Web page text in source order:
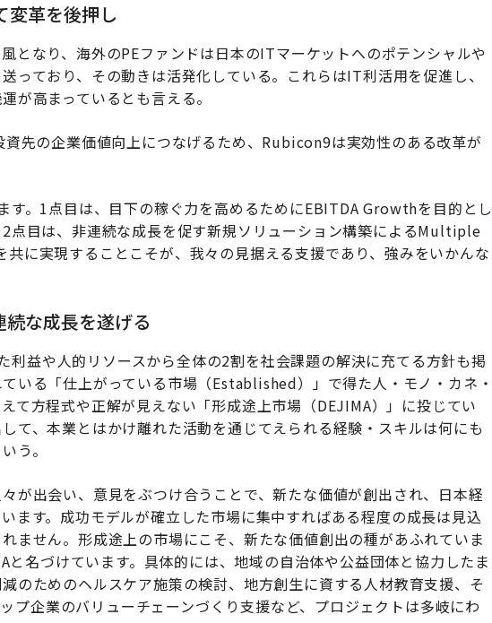
変革を後押し
となり、海外のPEファンドは日本のITマーケットへのポテンシャルや
っており、その動きは活発化している。これらはIT利活用を促進し、
が高まっているとも言える。
資先の企業価値向上につなげるため、Rubicon9は実効性のある改革が
す。1点目は、目下の稼ぐ力を高めるためにEBITDA Growthを目的とし
点目は、非連続な成長を促す新規ソリューション構築によるMultiple
に実現することこそが、我々の見据える支援であり、強みをいかんな
続な成長を遂げる
益や人的リソースから全体の2割を社会課題の解決に充てる方針も掲
いる「仕上がっている市場（Established）」で得た人・モノ・カネ・
て方程式や正解が見えない「形成途上市場（DEJIMA）」に投じてい
て、本業とはかけ離れた活動を通じてえられる経験・スキルは何にも
う。
が出会い、意見をぶつけ合うことで、新たな価値が創出され、日本経
ます。成功モデルが確立した市場に集中すればある程度の成長は見込
ません。形成途上の市場にこそ、新たな価値創出の種があふれていま
と名づけています。具体的には、地域の自治体や公益団体と協力したま
のためのヘルスケア施策の検討、地方創生に資する人材教育支援、そ
プ企業のバリューチェーンづくり支援など、プロジェクトは多岐にわ